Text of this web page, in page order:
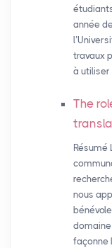
année
travaux
à utiliser
The
nous
façonne